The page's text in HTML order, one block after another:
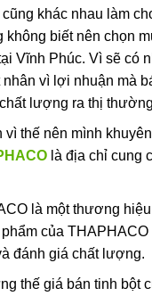
khác nhau làm
không biết nên chọn
Vĩnh Phúc. Vì sẽ có
vì lợi nhuận mà
lượng ra thị
vì thế nên mình
là địa chỉ cung
là một thương
của
đánh giá chất lượng.
thế giá bán tinh bột